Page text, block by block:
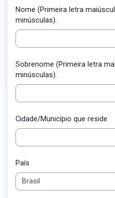
Nome (Primeira letra
minúsculas).
Sobrenome (Primeira letra
minúsculas).
Cidade/Município que reside
País